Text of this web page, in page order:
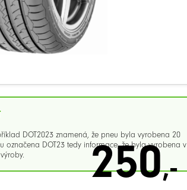
DOT2023 znamená, že pneu byla vyrobena 20
označena DOT23 tedy informace, že byla vyrobena v
250,-